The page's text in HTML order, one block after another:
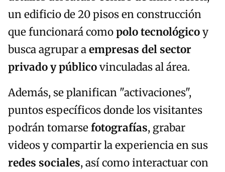
un edificio de 20 pisos en construcción
que funcionará comopolo tecnológicoy
busca agrupar aempresas del sector
privado y públicovinculadas al área.
Además, se planifican "activaciones",
puntos específicos donde los visitantes
podrán tomarsefotografías, grabar
videos y compartir la experiencia en sus
redes sociales, así como interactuar con